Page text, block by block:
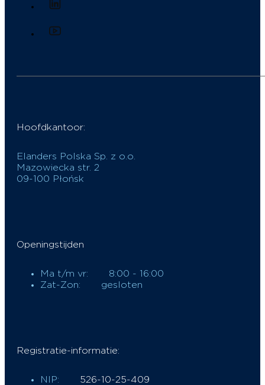
Hoofdkantoor:
Elanders Polska Sp. z o.o.
Mazowiecka str. 2
09-100 Płońsk
Openingstijden
Ma t/m vr:
8:00 - 16:00
Zat-Zon:
gesloten
Registratie-informatie:
NIP:
526-10-25-409